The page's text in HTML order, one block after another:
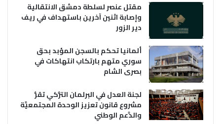
مقتل عنصر لسلطة دمشق الانتقالية
وإصابة اثنين آخرين باستهداف في ريف
دير الزور
ألمانيا تحكم بالسجن المؤبد بحق
سوري متهم بارتكاب انتهاكات في
بصرى الشام
لجنة العدل في البرلمان التُّركي تقرُّ
مشروع قانون تعزيز الوحدة المجتمعيَّة
والدَّعم الوطني